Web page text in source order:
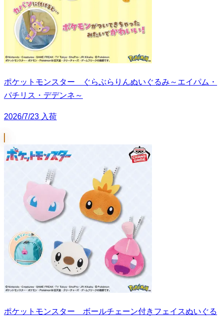
ポケットモンスター ぐらぶらりんぬいぐるみ～エイパム・
パチリス・デデンネ～
2026/7/23 入荷
ポケットモンスター ボールチェーン付きフェイスぬいぐる